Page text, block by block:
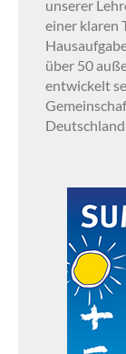
unserer
einer klaren
über 50
entwickelt